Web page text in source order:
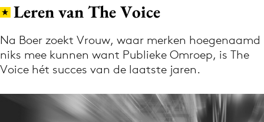
Download de app
Volg het laatste nieuws via de Adformatie
Nieuws app
Leren van The Voice
Na Boer zoekt Vrouw, waar merken hoegenaamd
niks mee kunnen want Publieke Omroep, is The
Voice hét succes van de laatste jaren.